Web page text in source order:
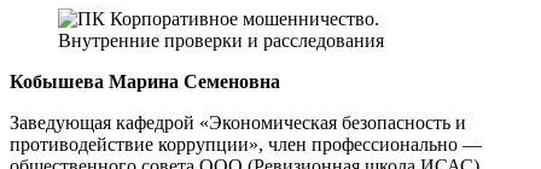
Кобышева Марина Семеновна
Заведующая кафедрой «Экономическая безопасность и
противодействие коррупции», член профессионально —